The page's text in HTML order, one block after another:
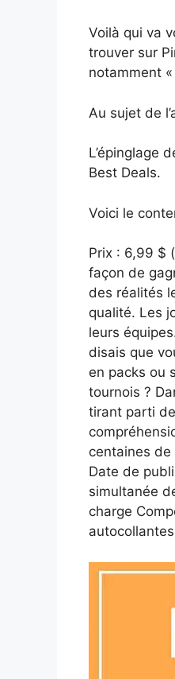
Voilà qui va
trouver sur
notamment
Au sujet de
L’épinglage
Best Deals.
Voici le
Prix : 6,99 $
façon de
des réalités
qualité. Les
leurs
disais que
en packs ou
tournois ?
tirant parti
centaines de
Date de publication ‏ : ‎ 29 août 2020 Langue ‏ : ‎ Anglais Taille
simultanée de l’appareil ‏ : ‎ Synthèse vocale
charge Composition améliorée ‏ :